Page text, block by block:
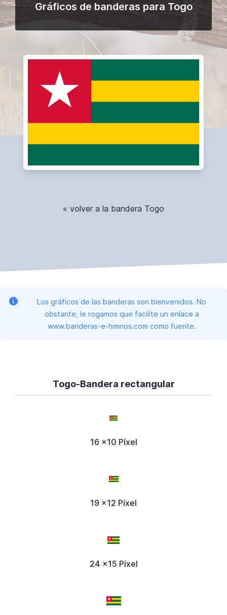
Gráficos de banderas para Togo
« volver a la bandera Togo
Los gráficos de las banderas son bienvenidos. No
obstante, le rogamos que facilite un enlace a
www.banderas-e-himnos.com como fuente.
Togo-Bandera rectangular
16 x10 Píxel
19 x12 Píxel
24 x15 Píxel